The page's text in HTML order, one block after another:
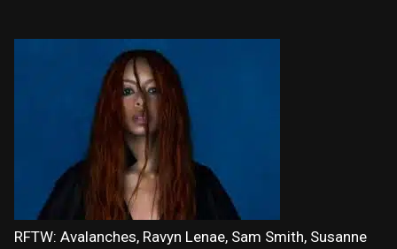
RFTW: Avalanches, Ravyn Lenae, Sam Smith, Susanne